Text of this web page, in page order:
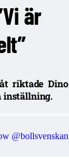
är
riktade Dino
inställning.
@bollsvenskan